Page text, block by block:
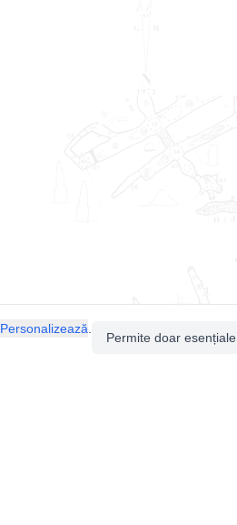
Personalizează
Permite doar esențiale